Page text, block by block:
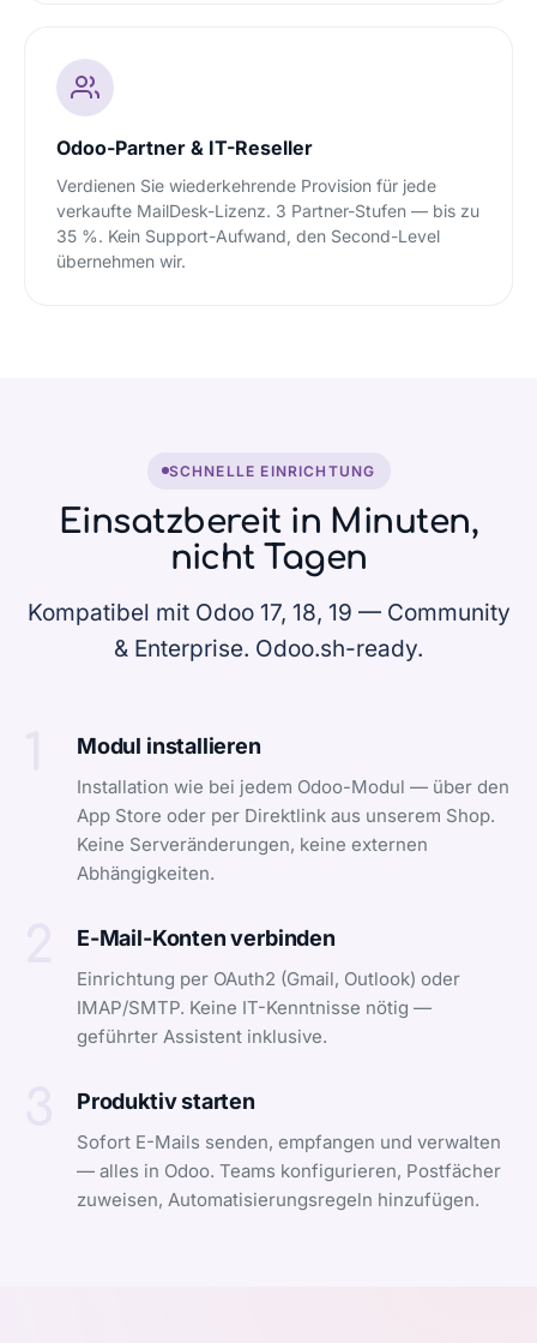
Odoo-Partner & IT-Reseller
Verdienen Sie wiederkehrende Provision für jede
verkaufte MailDesk-Lizenz. 3 Partner-Stufen — bis zu
35 %. Kein Support-Aufwand, den Second-Level
übernehmen wir.
SCHNELLE EINRICHTUNG
Einsatzbereit in Minuten,
nicht Tagen
Kompatibel mit Odoo 17, 18, 19 — Community
& Enterprise. Odoo.sh-ready.
Modul installieren
Installation wie bei jedem Odoo-Modul — über den
App Store oder per Direktlink aus unserem Shop.
Keine Serveränderungen, keine externen
Abhängigkeiten.
E-Mail-Konten verbinden
Einrichtung per OAuth2 (Gmail, Outlook) oder
IMAP/SMTP. Keine IT-Kenntnisse nötig —
geführter Assistent inklusive.
Produktiv starten
Sofort E-Mails senden, empfangen und verwalten
— alles in Odoo. Teams konfigurieren, Postfächer
zuweisen, Automatisierungsregeln hinzufügen.